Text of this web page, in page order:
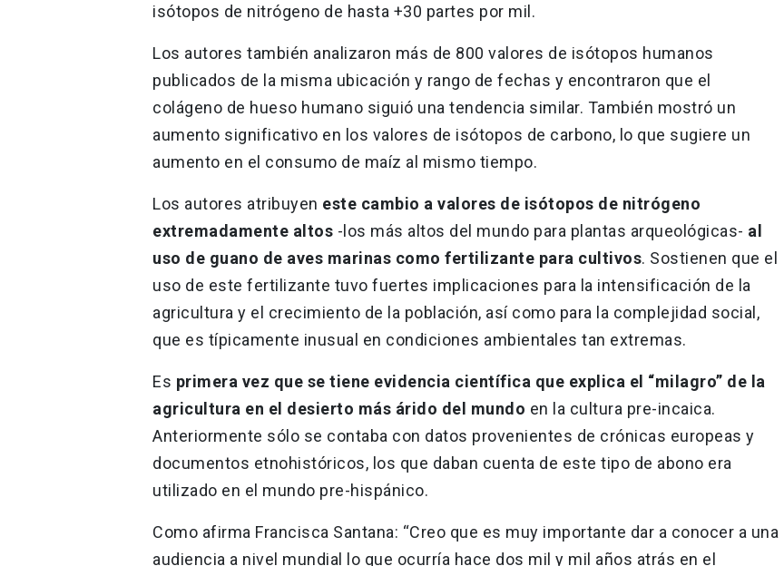
isótopos de nitrógeno de hasta +30 partes por mil.
Los autores también analizaron más de 800 valores de isótopos humanos
publicados de la misma ubicación y rango de fechas y encontraron que el
colágeno de hueso humano siguió una tendencia similar. También mostró un
aumento significativo en los valores de isótopos de carbono, lo que sugiere un
aumento en el consumo de maíz al mismo tiempo.
Los autores atribuyen este cambio a valores de isótopos de nitrógeno
extremadamente altos -los más altos del mundo para plantas arqueológicas- al
uso de guano de aves marinas como fertilizante para cultivos. Sostienen que el
uso de este fertilizante tuvo fuertes implicaciones para la intensificación de la
agricultura y el crecimiento de la población, así como para la complejidad social,
que es típicamente inusual en condiciones ambientales tan extremas.
Es primera vez que se tiene evidencia científica que explica el “milagro” de la
agricultura en el desierto más árido del mundo en la cultura pre-incaica.
Anteriormente sólo se contaba con datos provenientes de crónicas europeas y
documentos etnohistóricos, los que daban cuenta de este tipo de abono era
utilizado en el mundo pre-hispánico.
Como afirma Francisca Santana: “Creo que es muy importante dar a conocer a una
audiencia a nivel mundial lo que ocurría hace dos mil y mil años atrás en el